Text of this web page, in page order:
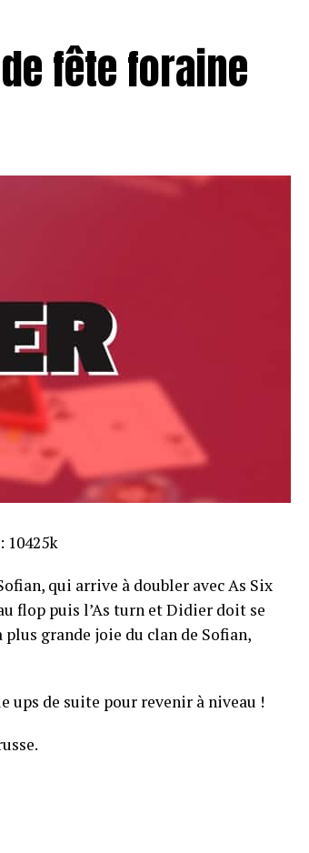
fête foraine
10425k
qui arrive à doubler avec As Six
flop puis l’As turn et Didier doit se
grande joie du clan de Sofian,
ups de suite pour revenir à niveau !